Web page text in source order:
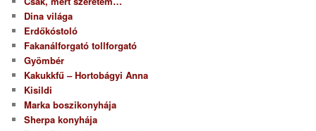
Dina világa
Erdőkóstoló
Fakanálforgató tollforgató
Gyömbér
Kakukkfű – Hortobágyi Anna
Kisildi
Marka boszikonyhája
Sherpa konyhája